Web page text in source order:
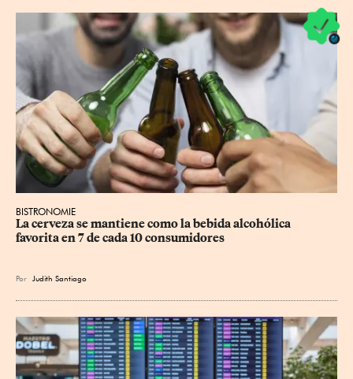
BISTRONOMIE
La cerveza se mantiene como la bebida alcohólica
favorita en 7 de cada 10 consumidores
Por Judith Santiago